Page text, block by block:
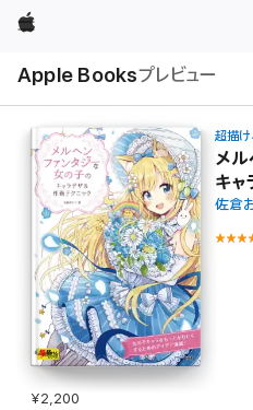
Apple
Apple Booksプレビュー
ル
超描け
メル
キャ
佐倉
¥2,200